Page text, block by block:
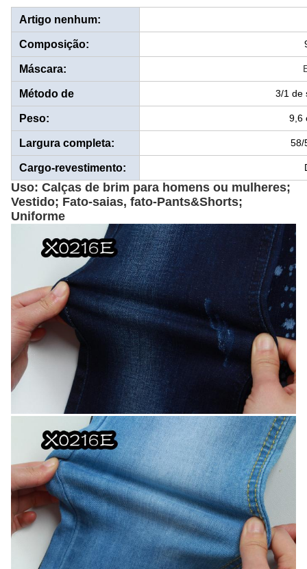
Artigo nenhum:
Composição:
Máscara:
Método de
tecelagem:
3/1 de
Peso: 9,6
Largura completa: 58/
Cargo-revestimento:
Uso: Calças de brim para homens ou mulheres;
Vestido; Fato-saias, fato-Pants&Shorts;
Uniforme